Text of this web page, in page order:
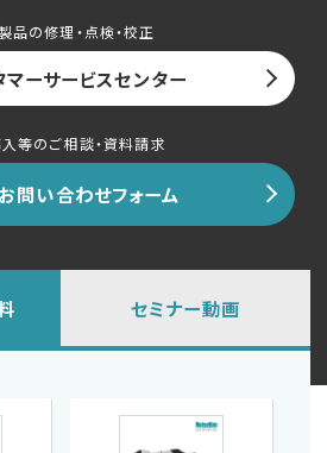
品の修理・点検・校正
マーサービスセンター
等のご相談・資料請求
問い合わせフォーム
セミナー動画